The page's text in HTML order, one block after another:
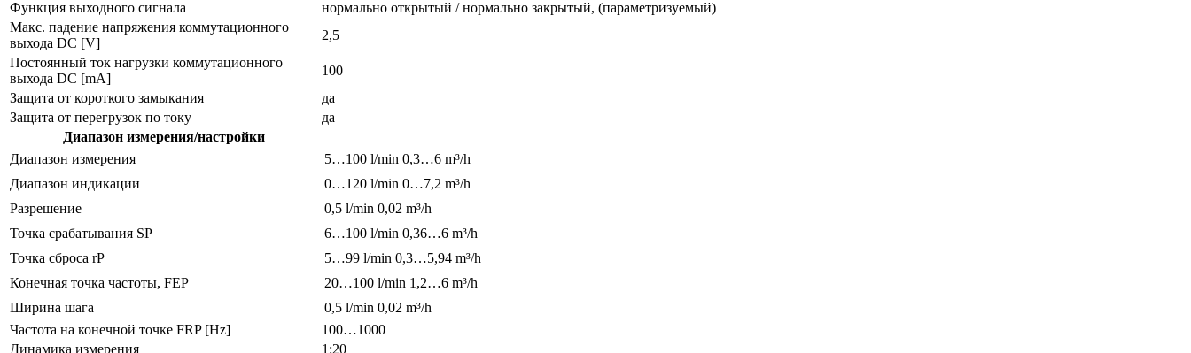
Функция выходного сигнала
нормально открытый / нормально закрытый, (параметризуемый)
Макс. падение напряжения коммутационного
выхода DC [V]
2,5
Постоянный ток нагрузки коммутационного
выхода DC [mA]
100
Защита от короткого замыкания
да
Защита от перегрузок по току
да
Диапазон измерения/настройки
Диапазон измерения
5…100 l/min 0,3…6 m³/h
Диапазон индикации
0…120 l/min 0…7,2 m³/h
Разрешение
0,5 l/min 0,02 m³/h
Точка срабатывания SP
6…100 l/min 0,36…6 m³/h
Точка сброса rP
5…99 l/min 0,3…5,94 m³/h
Конечная точка частоты, FEP
20…100 l/min 1,2…6 m³/h
Ширина шага
0,5 l/min 0,02 m³/h
Частота на конечной точке FRP [Hz]
100…1000
Динамика измерения
1:20